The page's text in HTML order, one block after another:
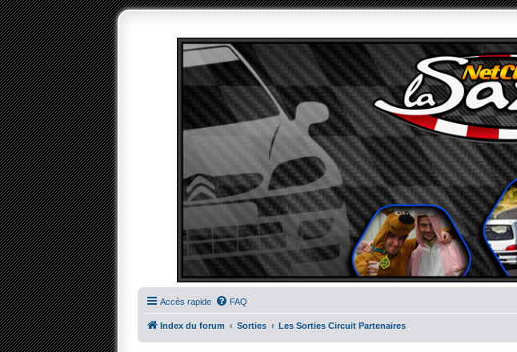
Accès rapide FAQ
Index du forum Sorties Les Sorties Circuit Partenaires